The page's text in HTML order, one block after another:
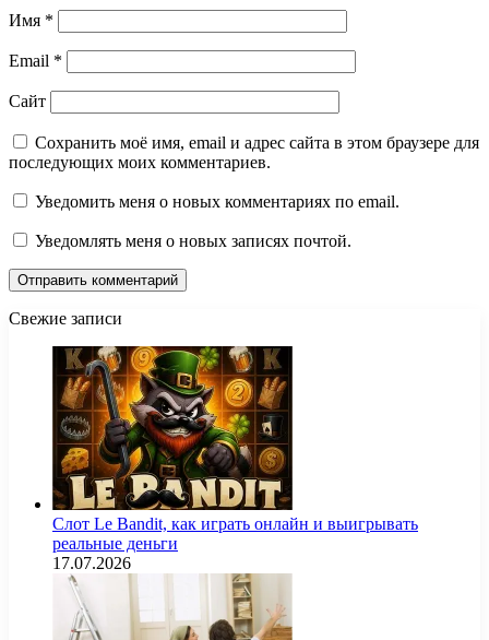
Имя *
Email *
Сайт
Сохранить моё имя, email и адрес сайта в этом браузере для
последующих моих комментариев.
Уведомить меня о новых комментариях по email.
Уведомлять меня о новых записях почтой.
Свежие записи
Слот Le Bandit, как играть онлайн и выигрывать
реальные деньги
17.07.2026